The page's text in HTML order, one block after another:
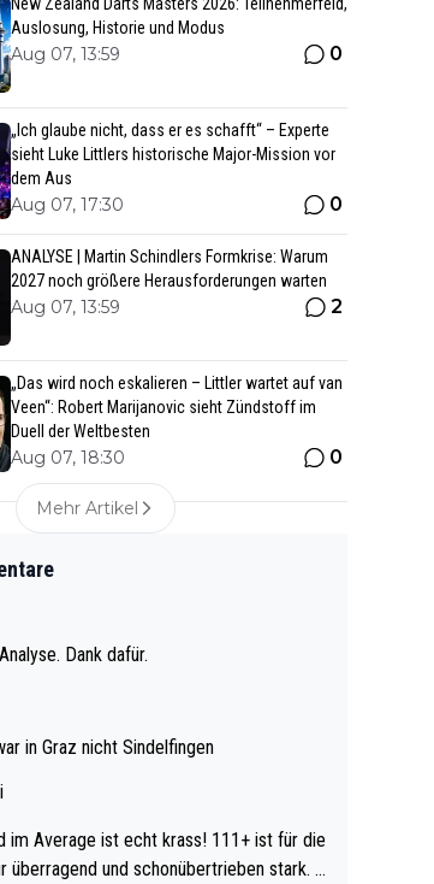
Auslosung, Historie und Modus
Aug 07, 13:59 0
„Ich glaube nicht, dass er es schafft“ – Experte
sieht Luke Littlers historische Major-Mission vor
dem Aus
Aug 07, 17:30 0
ANALYSE | Martin Schindlers Formkrise: Warum
2027 noch größere Herausforderungen warten
Aug 07, 13:59 2
„Das wird noch eskalieren – Littler wartet auf van
Veen“: Robert Marijanovic sieht Zündstoff im
Duell der Weltbesten
Aug 07, 18:30 0
Mehr Artikel
Dank dafür.
in Graz nicht Sindelfingen
ist echt krass! 111+ ist für die
und schonübertrieben stark. U